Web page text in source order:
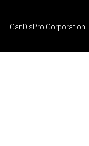
CanDisPro Corporation ·